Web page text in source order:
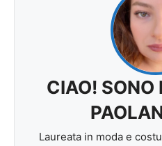
CIAO! SONO
Laureata in moda e